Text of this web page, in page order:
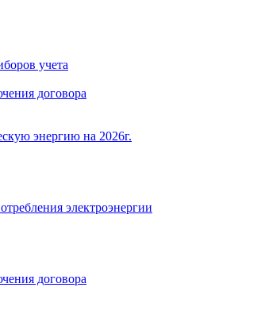
учета
договора
энергию на 2026г.
электроэнергии
договора